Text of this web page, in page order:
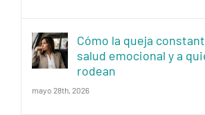
Cómo la queja
salud emocional y a
rodean
mayo 28th, 2026